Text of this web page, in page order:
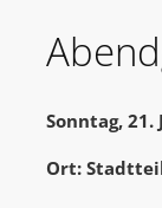
Sonntag, 21.
Ort: